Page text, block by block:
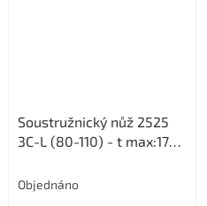
Soustružnický nůž 2525
3C-L (80-110) - t max:17
Objednáno